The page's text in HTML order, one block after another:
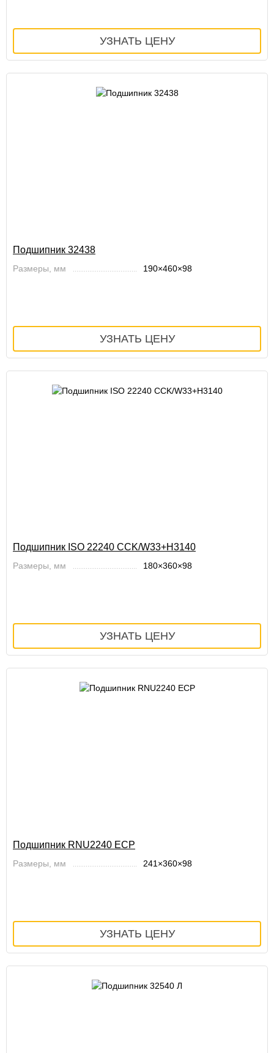
Подшипник 32438
Размеры, мм 190×460×98
Подшипник ISO 22240 CCK/W33+H3140
Размеры, мм 180×360×98
Подшипник RNU2240 ECP
Размеры, мм 241×360×98